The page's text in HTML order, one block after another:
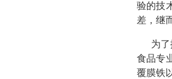
验的技
差，继
为
食品专
覆膜铁